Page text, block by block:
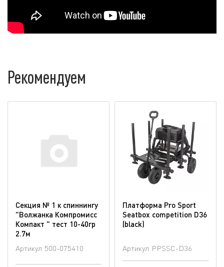
Рекомендуем
Секция № 1 к спиннингу
"Волжанка Компромисс
Компакт " тест 10-40гр
2.7м
Артикул 500-075410
Платформа Pro Sport
Seatbox competition D36
(blaсk)
Артикул PPSSC-D36